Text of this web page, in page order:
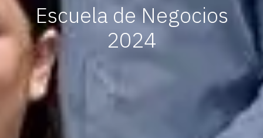
Escuela de Negocios
2024